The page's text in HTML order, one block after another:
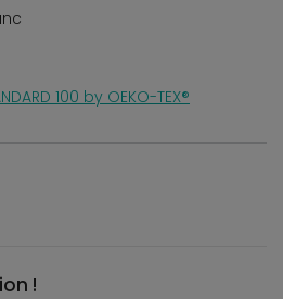
100 by OEKO-TEX®
!